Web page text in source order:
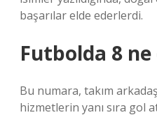
başarılar elde ederlerdi.
Futbolda 8
Bu numara, takım
hizmetlerin yanı sıra gol